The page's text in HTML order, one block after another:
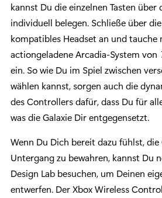
kannst Du die einzelnen Tasten
individuell belegen. Schließe über
kompatibles Headset an und tauche
actiongeladene Arcadia-System von
ein. So wie Du im Spiel zwischen
wählen kannst, sorgen auch die
des Controllers dafür, dass Du für
was die Galaxie Dir entgegensetzt.
Wenn Du Dich bereit dazu fühlst, die
Untergang zu bewahren, kannst Du
Design Lab besuchen, um Deinen
entwerfen. Der Xbox Wireless